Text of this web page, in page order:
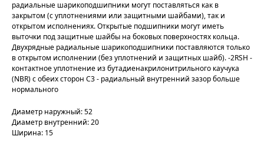
радиальные шарикоподшипники могут поставляться как в
закрытом (с уплотнениями или защитными шайбами), так и
открытом исполнениях. Открытые подшипники могут иметь
выточки под защитные шайбы на боковых поверхностях кольца.
Двухрядные радиальные шарикоподшипники поставляются только
в открытом исполнении (без уплотнений и защитных шайб). -2RSH -
контактное уплотнение из бутадиенакрилонитрильного каучука
(NBR) с обеих сторон C3 - радиальный внутренний зазор больше
нормального
Диаметр наружный: 52
Диаметр внутренний: 20
Ширина: 15